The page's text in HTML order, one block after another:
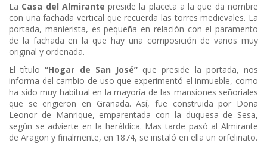
La Casa del Almirante preside la placeta a la que da nombre
con una fachada vertical que recuerda las torres medievales. La
portada, manierista, es pequeña en relación con el paramento
de la fachada en la que hay una composición de vanos muy
original y ordenada.
El título“Hogar de San José” que preside la portada, nos
informa del cambio de uso que experimentó el inmueble, como
ha sido muy habitual en la mayoría de las mansiones señoriales
que se erigieron en Granada. Así, fue construida por Doña
Leonor de Manrique, emparentada con la duquesa de Sesa,
según se advierte en la heráldica. Mas tarde pasó al Almirante
de Aragon y finalmente, en 1874, se instaló en ella un orfelinato.